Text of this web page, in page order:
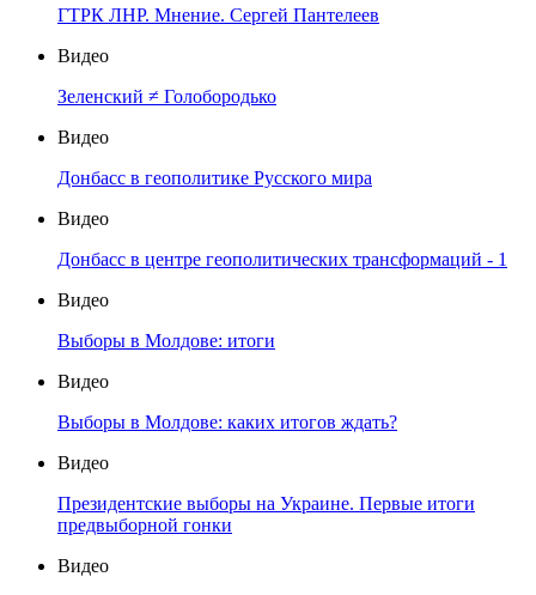
ГТРК ЛНР. Мнение. Сергей Пантелеев
Видео
Зеленский ≠ Голобородько
Видео
Донбасс в геополитике Русского мира
Видео
Донбасс в центре геополитических трансформаций - 1
Видео
Выборы в Молдове: итоги
Видео
Выборы в Молдове: каких итогов ждать?
Видео
Президентские выборы на Украине. Первые итоги
предвыборной гонки
Видео